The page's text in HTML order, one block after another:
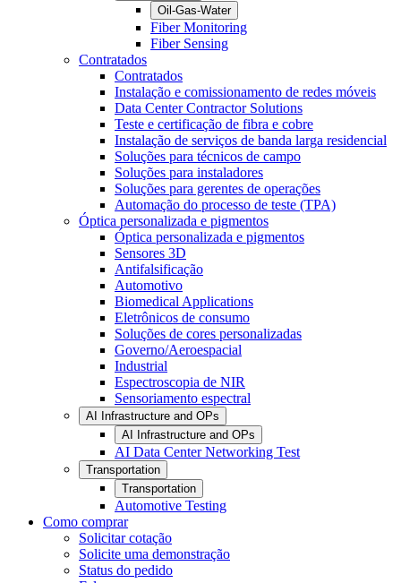
Oil-Gas-Water
Fiber Monitoring
Fiber Sensing
Contratados
Contratados
Instalação e comissionamento de redes móveis
Data Center Contractor Solutions
Teste e certificação de fibra e cobre
Instalação de serviços de banda larga residencial
Soluções para técnicos de campo
Soluções para instaladores
Soluções para gerentes de operações
Automação do processo de teste (TPA)
Óptica personalizada e pigmentos
Óptica personalizada e pigmentos
Sensores 3D
Antifalsificação
Automotivo
Biomedical Applications
Eletrônicos de consumo
Soluções de cores personalizadas
Governo/Aeroespacial
Industrial
Espectroscopia de NIR
Sensoriamento espectral
AI Infrastructure and OPs
AI Infrastructure and OPs
AI Data Center Networking Test
Transportation
Transportation
Automotive Testing
Como comprar
Solicitar cotação
Solicite uma demonstração
Status do pedido